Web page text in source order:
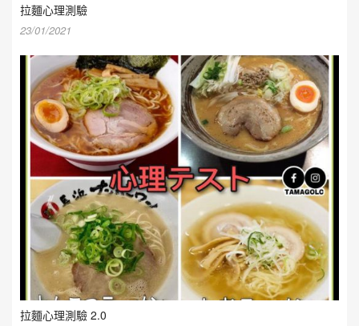
拉麵心理測驗
23/01/2021
拉麵心理測驗 2.0